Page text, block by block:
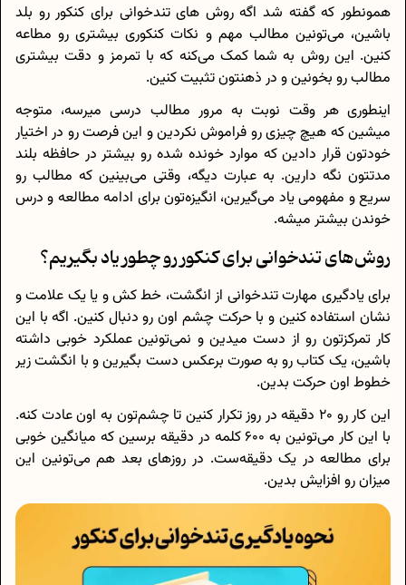
همونطور که گفته شد اگه روش های تندخوانی برای کنکور رو بلد
باشین، می‌تونین مطالب مهم و نکات کنکوری بیشتری رو مطاعه
کنین. این روش به شما کمک می‌کنه که با تمرمز و دقت بیشتری
مطالب رو بخونین و در ذهنتون تثبیت کنین.
اینطوری هر وقت نوبت به مرور مطالب درسی میرسه، متوجه
میشین که هیچ چیزی رو فراموش نکردین و این فرصت رو در اختیار
خودتون قرار دادین که موارد خونده شده رو بیشتر در حافظه بلند
مدتتون نگه دارین. به عبارت دیگه، وقتی می‌بینین که مطالب رو
سریع و مفهومی یاد می‌گیرین، انگیزه‌تون برای ادامه مطالعه و درس
خوندن بیشتر میشه.
روش‌های تندخوانی برای کنکور رو چطور یاد بگیریم؟
برای یادگیری مهارت تندخوانی از انگشت، خط کش و یا یک علامت و
نشان استفاده کنین و با حرکت چشم اون رو دنبال کنین. اگه با این
کار تمرکزتون رو از دست میدین و نمی‌تونین عملکرد خوبی داشته
باشین، یک کتاب رو به صورت برعکس دست بگیرین و با انگشت زیر
خطوط اون حرکت بدین.
این کار رو 20 دقیقه در روز تکرار کنین تا چشم‌تون به اون عادت کنه.
با این کار می‌تونین به 600 کلمه در دقیقه برسین که میانگین خوبی
برای مطالعه در یک دقیقه‌ست. در روزهای بعد هم می‌تونین این
میزان رو افزایش بدین.